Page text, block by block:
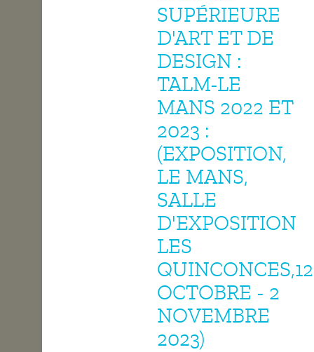
SUPÉRIEURE
D'ART ET DE
DESIGN :
TALM-LE
MANS 2022 ET
2023 :
(EXPOSITION,
LE MANS,
SALLE
D'EXPOSITION
LES
QUINCONCES,12
OCTOBRE - 2
NOVEMBRE
2023)